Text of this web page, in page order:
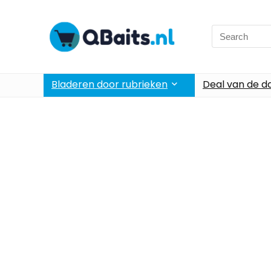
Bladeren door rubrieken Deal van de